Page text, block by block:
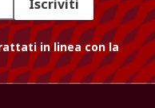
Iscriviti
in linea con la